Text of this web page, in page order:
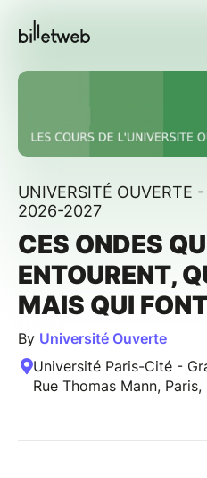
UNIVERSITÉ OUVERTE
2026-2027
CES ONDES
ENTOURENT,
MAIS QUI
By Université Ouverte
Université Paris-Cité -
Rue Thomas Mann, Paris,